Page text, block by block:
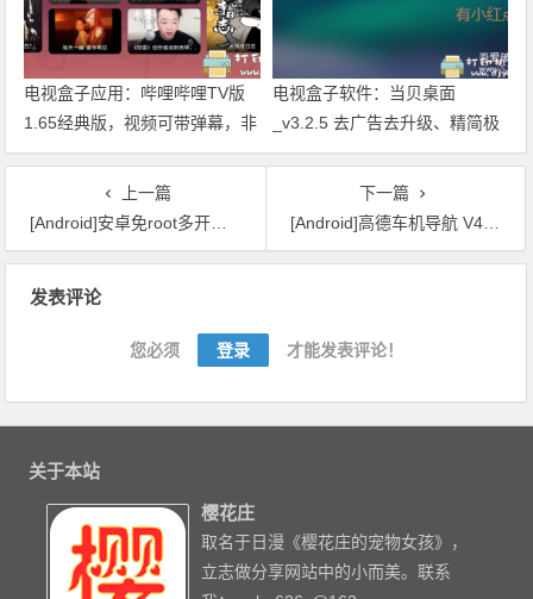
电视盒子应用：哔哩哔哩TV版
1.65经典版，视频可带弹幕，非
云视听小电视
电视盒子软件：当贝桌面
_v3.2.5 去广告去升级、精简极
致完美版
上一篇
[Android]安卓免root多开软件，支持华为手机
下一篇
[Android]高德车机导航 V4.6.0 正式版 7月4日更新
发表评论
您必须 登录 才能发表评论！
关于本站
樱花庄
取名于日漫《樱花庄的宠物女孩》，
立志做分享网站中的小而美。联系